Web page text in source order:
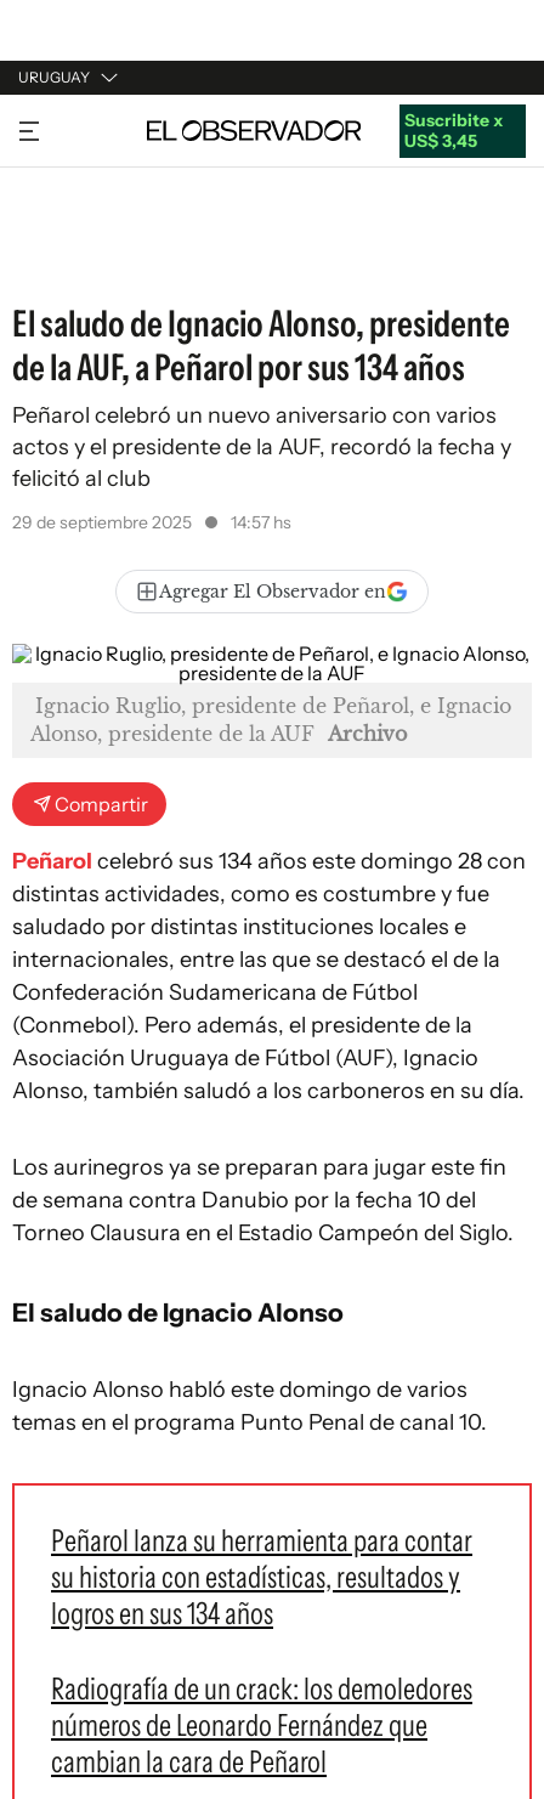
URUGUAY
URUGUAY
ARGENTINA
Suscribite x
US$ 3,45
El saludo de Ignacio Alonso, presidente
de la AUF, a Peñarol por sus 134 años
Peñarol celebró un nuevo aniversario con varios
actos y el presidente de la AUF, recordó la fecha y
felicitó al club
29 de septiembre 2025 14:57 hs
Agregar El Observador en
Ignacio Ruglio, presidente de Peñarol, e Ignacio
Alonso, presidente de la AUF Archivo
Compartir
Peñarol celebró sus 134 años este domingo 28 con
distintas actividades, como es costumbre y fue
saludado por distintas instituciones locales e
internacionales, entre las que se destacó el de la
Confederación Sudamericana de Fútbol
(Conmebol). Pero además, el presidente de la
Asociación Uruguaya de Fútbol (AUF), Ignacio
Alonso, también saludó a los carboneros en su día.
Los aurinegros ya se preparan para jugar este fin
de semana contra Danubio por la fecha 10 del
Torneo Clausura en el Estadio Campeón del Siglo.
El saludo de Ignacio Alonso
Ignacio Alonso habló este domingo de varios
temas en el programa Punto Penal de canal 10.
Peñarol lanza su herramienta para contar
su historia con estadísticas, resultados y
logros en sus 134 años
Radiografía de un crack: los demoledores
números de Leonardo Fernández que
cambian la cara de Peñarol